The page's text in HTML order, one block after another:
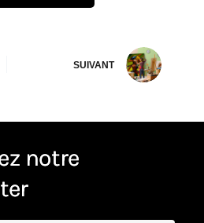
SUIVANT
notre